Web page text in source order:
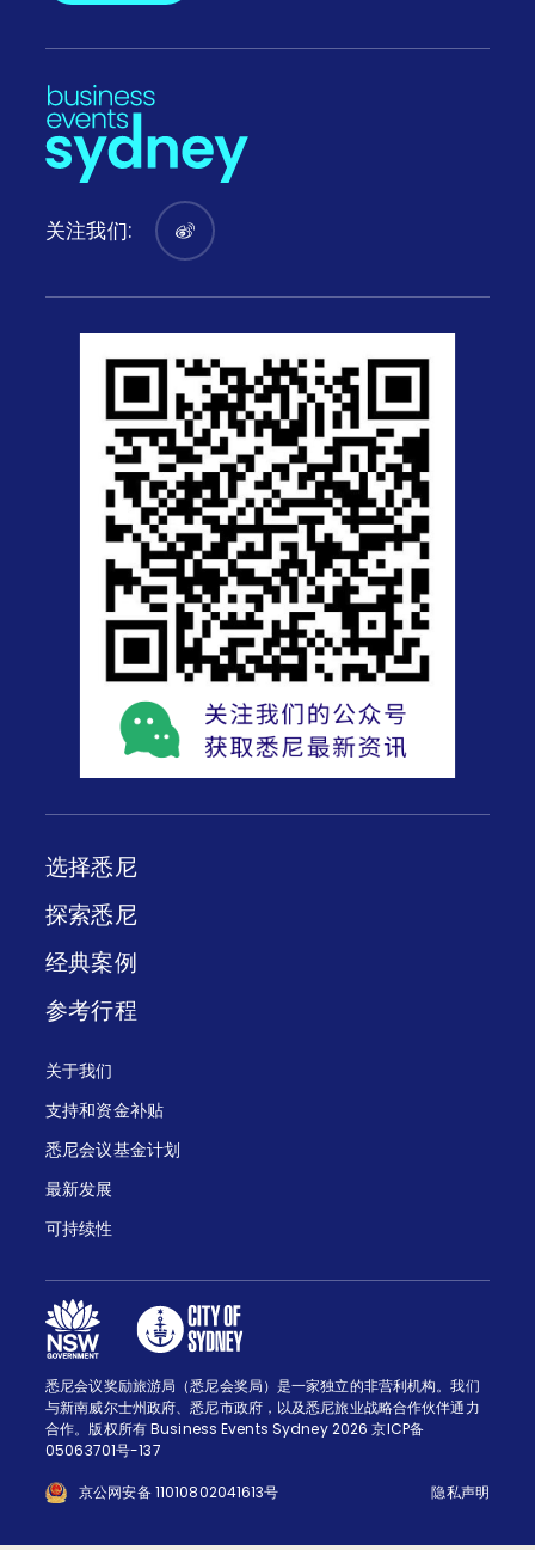
关注我们:
选择悉尼
探索悉尼
经典案例
参考行程
关于我们
支持和资金补贴
悉尼会议基金计划
最新发展
可持续性
悉尼会议奖励旅游局（悉尼会奖局）是一家独立的非营利机构。我们
与新南威尔士州政府、悉尼市政府，以及悉尼旅业战略合作伙伴通力
合作。版权所有 Business Events Sydney 2026 京ICP备
05063701号-137
京公网安备 11010802041613号 隐私声明